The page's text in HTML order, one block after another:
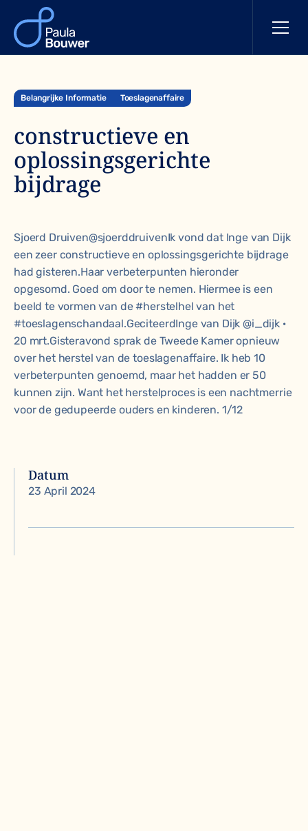
Belangrijke Informatie Toeslagenaffaire
constructieve en
oplossingsgerichte
bijdrage
Sjoerd Druiven@sjoerddruivenIk vond dat Inge van Dijk
een zeer constructieve en oplossingsgerichte bijdrage
had gisteren.Haar verbeterpunten hieronder
opgesomd. Goed om door te nemen. Hiermee is een
beeld te vormen van de#herstelhel van het
#toeslagenschandaal.GeciteerdInge van Dijk @i_dijk ·
20 mrt.Gisteravond sprak de Tweede Kamer opnieuw
over het herstel van de toeslagenaffaire. Ik heb 10
verbeterpunten genoemd, maar het hadden er 50
kunnen zijn. Want het herstelproces is een nachtmerrie
voor de gedupeerde ouders en kinderen. 1/12
Datum
23 April 2024